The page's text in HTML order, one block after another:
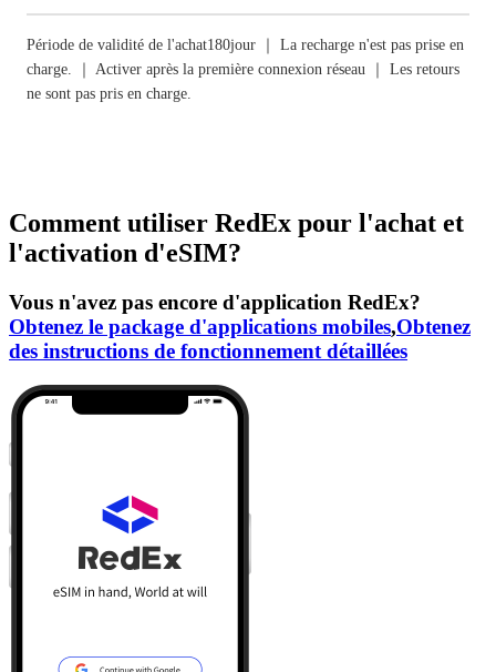
Période de validité de l'achat180jour ｜ La recharge n'est pas prise en
charge. ｜ Activer après la première connexion réseau ｜ Les retours
ne sont pas pris en charge.
Comment utiliser RedEx pour l'achat et
l'activation d'eSIM?
Vous n'avez pas encore d'application RedEx?
Obtenez le package d'applications mobiles,Obtenez
des instructions de fonctionnement détaillées